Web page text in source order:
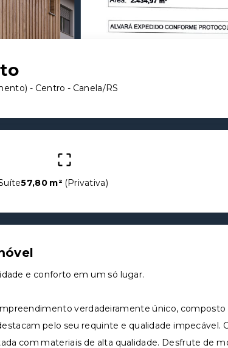
- Centro - Canela/RS
57,80 m² (Privativa)
e conforto em um só lugar.
verdadeiramente único, composto
pelo seu requinte e qualidade impecável.
com materiais de alta qualidade. Desfrute de